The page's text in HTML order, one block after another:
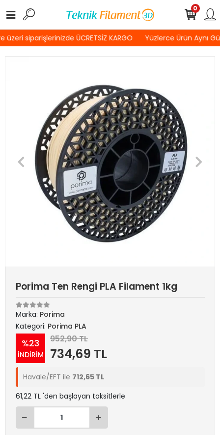
siparişlerinizde ÜCRETSİZ KARGO Yüzlerce Ürün Aynı
0
Porima Ten Rengi PLA Filament 1kg
Marka: Porima
Kategori: Porima PLA
%23
İNDİRİM
952,90 TL
734,69 TL
Havale/EFT ile 712,65 TL
61,22 TL 'den başlayan taksitlerle